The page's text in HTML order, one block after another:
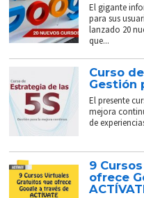
El gigante
para sus
lanzado 20
que...
Curso
Gestión
El presente
mejora
de
9
ofrece